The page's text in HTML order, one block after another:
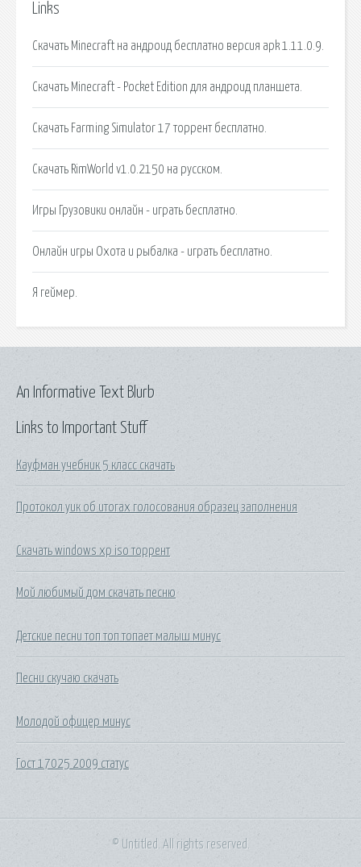
Links
Скачать Minecraft на андроид бесплатно версия apk 1.11.0.9.
Скачать Minecraft - Pocket Edition для андроид планшета.
Скачать Farming Simulator 17 торрент бесплатно.
Скачать RimWorld v1.0.2150 на русском.
Игры Грузовики онлайн - играть бесплатно.
Онлайн игры Охота и рыбалка - играть бесплатно.
Я геймер.
Links to Important Stuff
Кауфман учебник 5 класс скачать
Протокол уик об итогах голосования образец заполнения
Скачать windows xp iso торрент
Мой любимый дом скачать песню
Детские песни топ топ топает малыш минус
Песни скучаю скачать
Молодой офицер минус
Гост 17025 2009 статус
An Informative Text Blurb
© Untitled. All rights reserved.